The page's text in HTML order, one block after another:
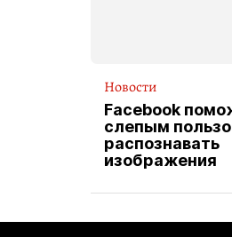
Новости
Facebook
слепым
распознавать
изображения